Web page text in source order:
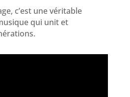
c’est une véritable
qui unit et